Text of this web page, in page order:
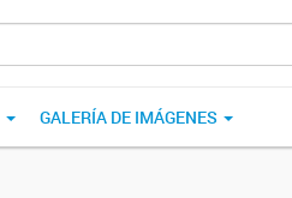
GALERÍA DE IMÁGENES